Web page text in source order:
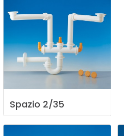
Spazio 2/35